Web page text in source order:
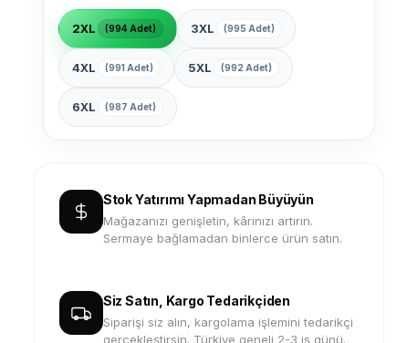
2XL (994 Adet) 3XL (995 Adet)
4XL (991 Adet) 5XL (992 Adet)
6XL (987 Adet)
Stok Yatırımı Yapmadan Büyüyün
Mağazanızı genişletin, kârınızı artırın.
Sermaye bağlamadan binlerce ürün satın.
Siz Satın, Kargo Tedarikçiden
Siparişi siz alın, kargolama işlemini tedarikçi
gerçekleştirsin. Türkiye geneli 2-3 iş günü.